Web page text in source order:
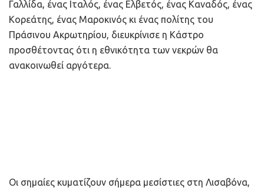
Γαλλίδα, ένας Ιταλός, ένας Ελβετός, ένας Καναδός, ένας
Κορεάτης, ένας Μαροκινός κι ένας πολίτης του
Πράσινου Ακρωτηρίου, διευκρίνισε η Κάστρο
προσθέτοντας ότι η εθνικότητα των νεκρών θα
ανακοινωθεί αργότερα.
Οι σημαίες κυματίζουν σήμερα μεσίστιες στη Λισαβόνα,